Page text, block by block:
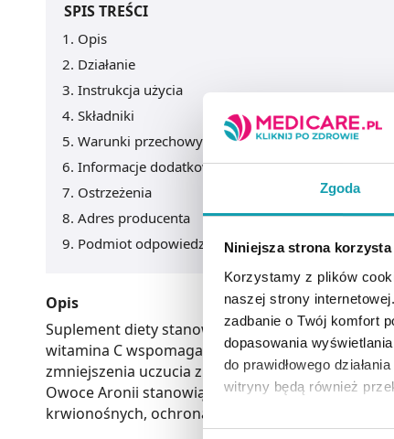
Zgoda
Niniejsza strona
Korzystamy z plików
naszej strony
zadbanie o Twój komfort
dopasowania
do prawidłowego
witryny będą również
Jeżeli chcesz
SPIS TREŚCI
Opis
Działanie
Instrukcja użycia
Składniki
Warunki przechowywania
Informacje dodatkowe
Ostrzeżenia
Adres producenta
Podmiot odpowiedzialny
Opis
Suplement diety stanowi połączenie 99,95%
witamina C wspomaga pracę układu
zmniejszenia uczucia zmęczenia.
Owoce Aronii stanowią bogate źródło polifenoli,
krwionośnych, ochrona mięśnia sercowego czy